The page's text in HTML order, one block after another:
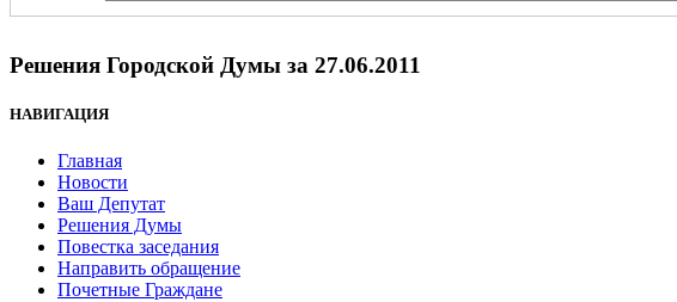
Решения Городской Думы за 27.06.2011
НАВИГАЦИЯ
Главная
Новости
Ваш Депутат
Решения Думы
Повестка заседания
Направить обращение
Почетные Граждане